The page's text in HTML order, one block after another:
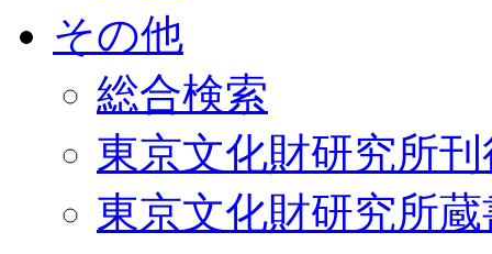
その他
総合検索
東京文化財研究所
東京文化財研究所